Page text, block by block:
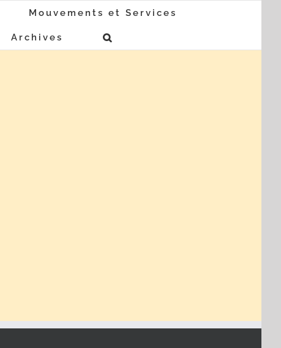
Mouvements et Services
Archives